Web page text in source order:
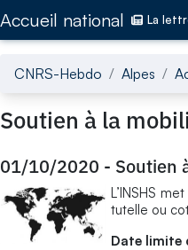
Accueil national La
CNRS-Hebdo Alpes
Soutien à la
01/10/2020 - Soutien
L’INSHS
tutelle ou
Date limite